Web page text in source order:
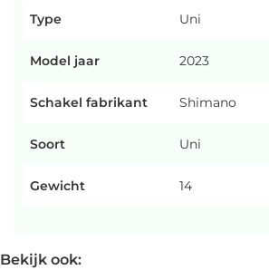
Type Uni
Model jaar 2023
Schakel fabrikant Shimano
Soort Uni
Gewicht 14
Bekijk ook: